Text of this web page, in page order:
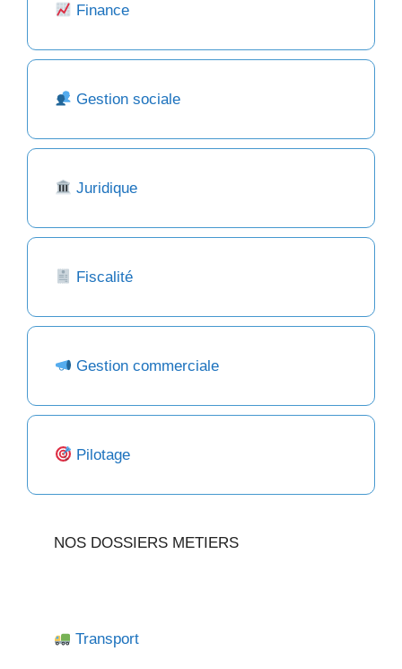
Finance
Gestion sociale
Juridique
Fiscalité
Gestion commerciale
Pilotage
NOS DOSSIERS METIERS
Transport